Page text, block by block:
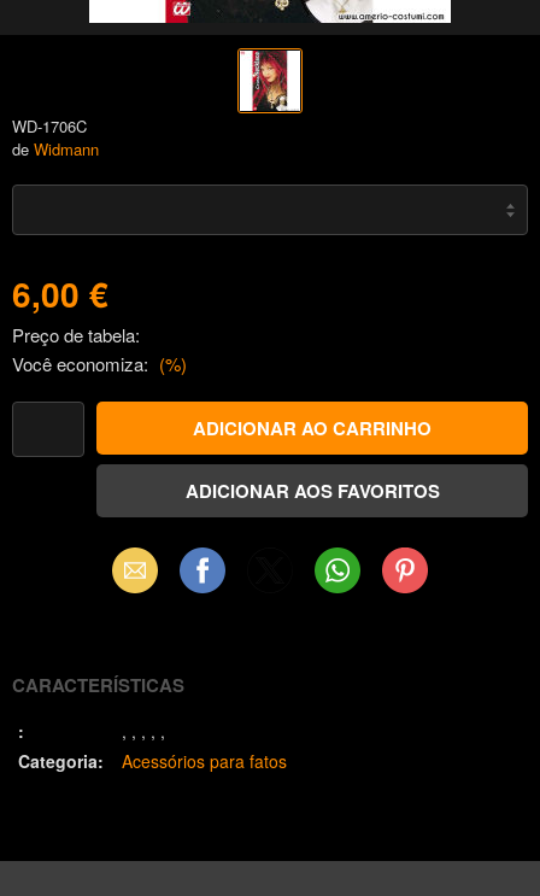
WD-1706C
de Widmann
6,00 €
Preço de tabela:
Você economiza: (%)
Email Facebook WhatsAppPinterest
CARACTERÍSTICAS
:
Categoria:
Acessórios para fatos